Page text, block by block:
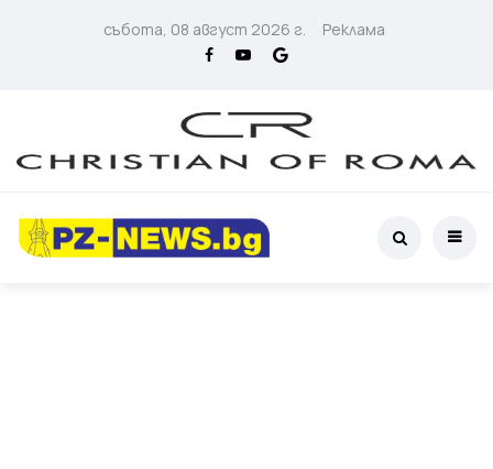
събота, 08 август 2026 г. Реклама